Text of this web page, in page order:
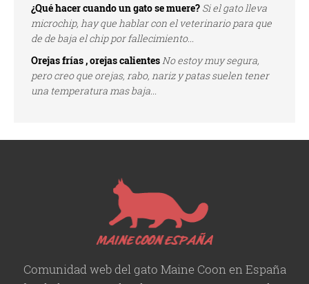
¿Qué hacer cuando un gato se muere? Si el gato lleva
microchip, hay que hablar con el veterinario para que
de de baja el chip por fallecimiento...
Orejas frías , orejas calientesNo estoy muy segura,
pero creo que orejas, rabo, nariz y patas suelen tener
una temperatura mas baja...
Comunidad web del gato Maine Coon en España